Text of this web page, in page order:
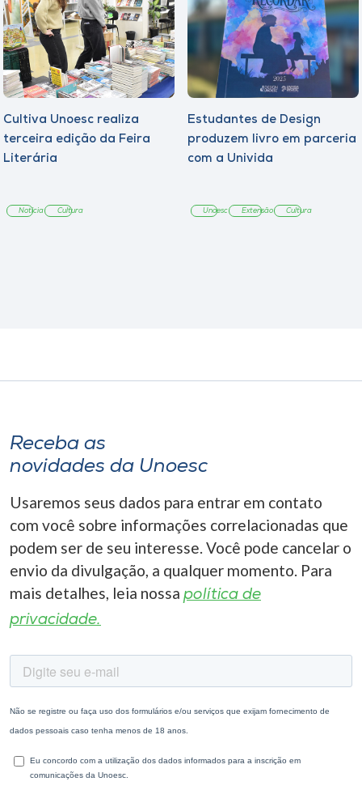
Cultiva Unoesc realiza
terceira edição da Feira
Literária
Notícia Cultura
Estudantes de Design
produzem livro em parceria
com a Univida
Unoesc Extensão Cultura
Receba as
novidades da Unoesc
Usaremos seus dados para entrar em contato
com você sobre informações correlacionadas que
podem ser de seu interesse. Você pode cancelar o
envio da divulgação, a qualquer momento. Para
mais detalhes, leia nossa política de
privacidade.